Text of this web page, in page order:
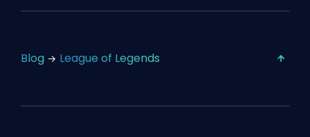
Blog League of Legends